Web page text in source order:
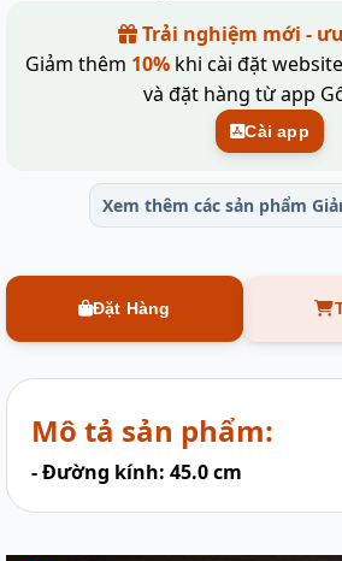
Trải nghiệm mới -
Giảm thêm 10% khi cài đặt
và đặt hàng từ app
Cài app
Xem thêm các sản phẩm
Đặt Hàng
Mô tả sản phẩm:
- Đường kính: 45.0 cm